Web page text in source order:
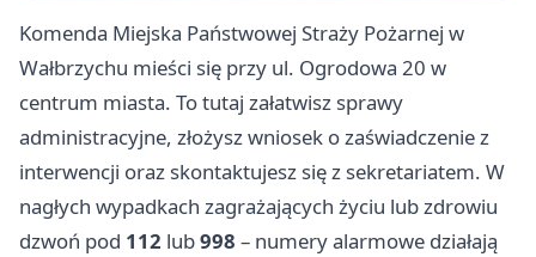
Komenda Miejska Państwowej Straży Pożarnej w
Wałbrzychu mieści się przy ul. Ogrodowa 20 w
centrum miasta. To tutaj załatwisz sprawy
administracyjne, złożysz wniosek o zaświadczenie z
interwencji oraz skontaktujesz się z sekretariatem. W
nagłych wypadkach zagrażających życiu lub zdrowiu
dzwoń pod 112 lub998 – numery alarmowe działają